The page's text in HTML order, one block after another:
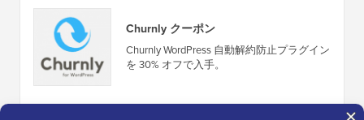
Churnly クーポン
Churnly WordPress 自動解約防止プラグイン
を 30% オフで入手。